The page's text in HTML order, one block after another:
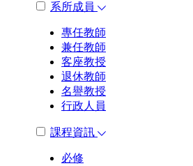
系所成員
專任教師
兼任教師
客座教授
退休教師
名譽教授
行政人員
課程資訊
必修